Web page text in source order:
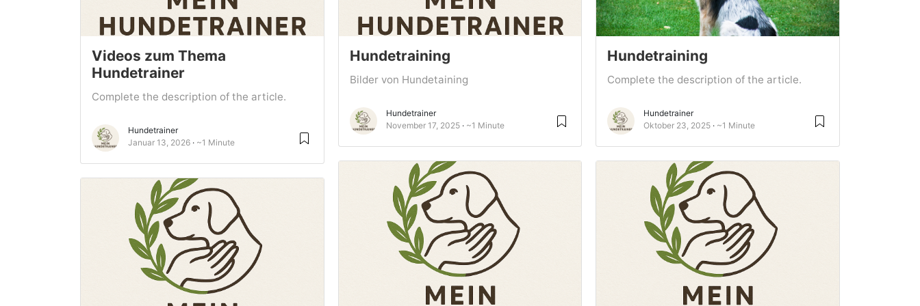
Videos zum Thema
Hundetrainer
Complete the description of the article.
Hundetrainer
Januar 13, 2026
~1 Minute
Hundetraining
Bilder von Hundetaining
Hundetrainer
November 17, 2025
~1 Minute
Hundetraining
Complete the description of the article.
Hundetrainer
Oktober 23, 2025
~1 Minute